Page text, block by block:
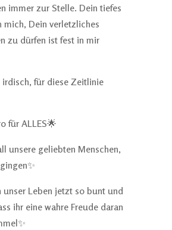
immer zur Stelle. Dein tiefes
mich, Dein verletzliches
zu dürfen ist fest in mir
irdisch, für diese Zeitlinie
für ALLES🌟
unsere geliebten Menschen,
unser Leben jetzt so bunt und
ihr eine wahre Freude daran